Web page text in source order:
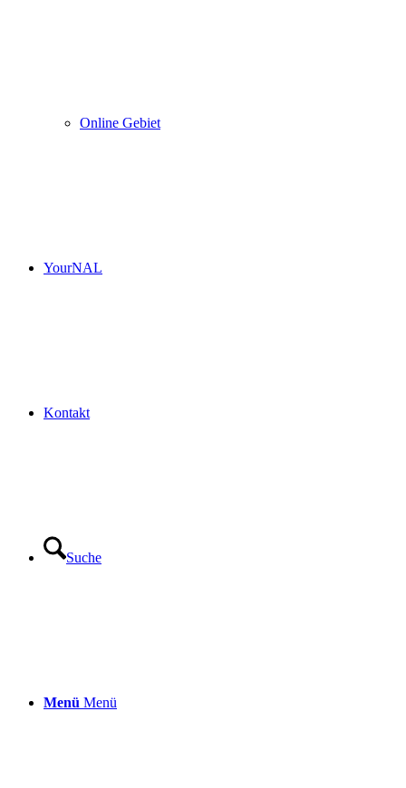
Online Gebiet
YourNAL
Kontakt
Suche
Menü Menü